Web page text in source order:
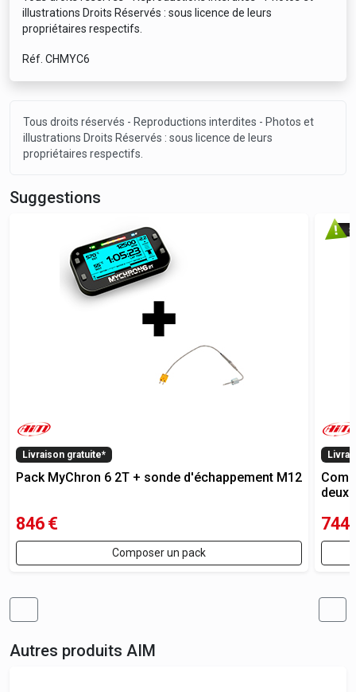
illustrations Droits Réservés : sous licence de leurs
propriétaires respectifs.
Réf. CHMYC6
Tous droits réservés - Reproductions interdites - Photos et
illustrations Droits Réservés : sous licence de leurs
propriétaires respectifs.
Suggestions
Livraison gratuite*
Pack MyChron 6 2T + sonde d'échappement M12
846 €
Composer un pack
744
Autres produits AIM